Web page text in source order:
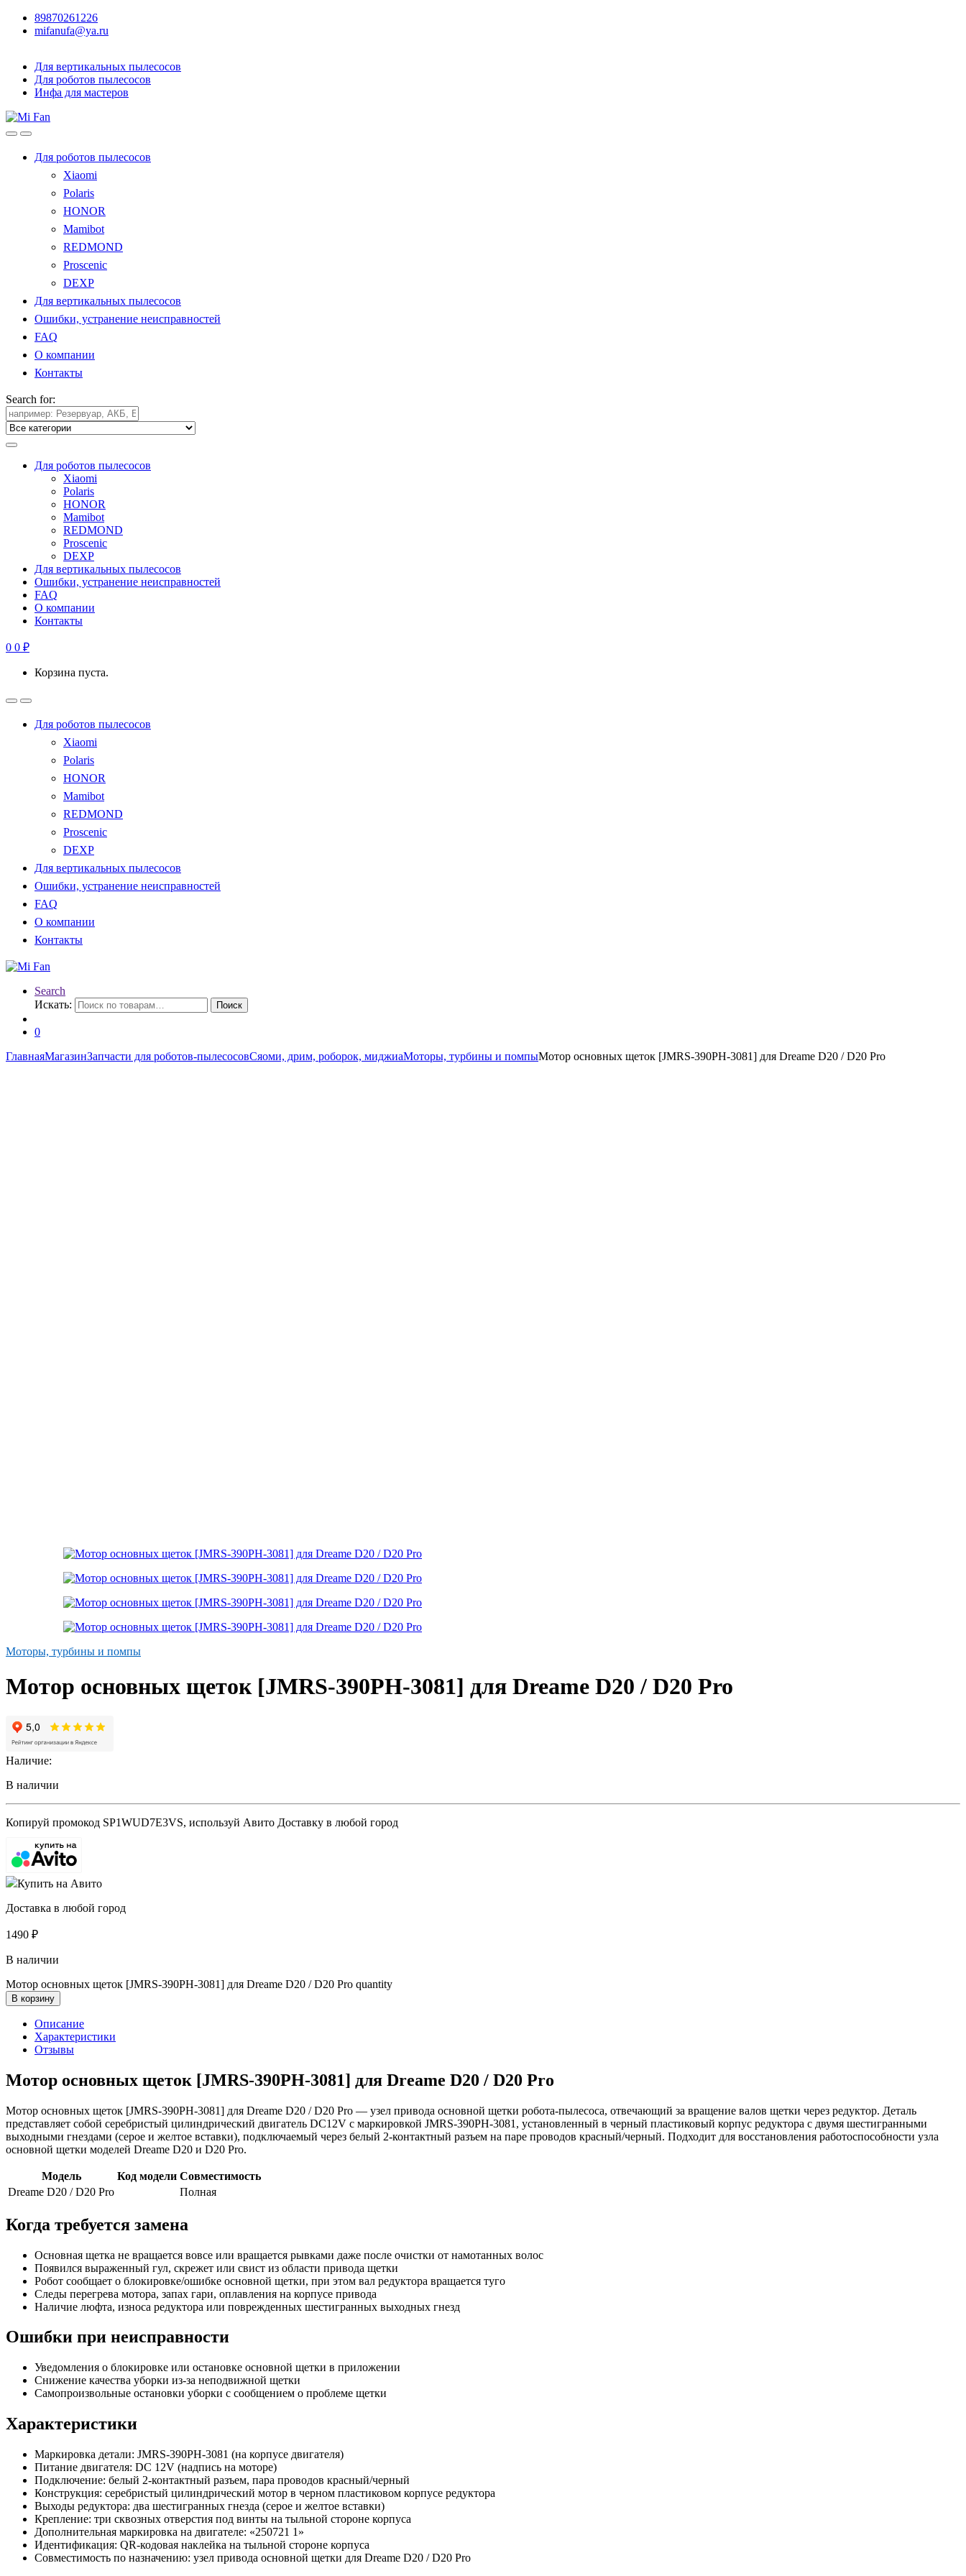
89870261226
mifanufa@ya.ru
Для вертикальных пылесосов
Для роботов пылесосов
Инфа для мастеров
Для роботов пылесосов
Xiaomi
Polaris
HONOR
Mamibot
REDMOND
Proscenic
DEXP
Для вертикальных пылесосов
Ошибки, устранение неисправностей
FAQ
О компании
Контакты
Search for:
Для роботов пылесосов
Xiaomi
Polaris
HONOR
Mamibot
REDMOND
Proscenic
DEXP
Для вертикальных пылесосов
Ошибки, устранение неисправностей
FAQ
О компании
Контакты
0 0 ₽
Корзина пуста.
Для роботов пылесосов
Xiaomi
Polaris
HONOR
Mamibot
REDMOND
Proscenic
DEXP
Для вертикальных пылесосов
Ошибки, устранение неисправностей
FAQ
О компании
Контакты
Search
Искать:
Поиск
0
ГлавнаяМагазинЗапчасти для роботов-пылесосовСяоми, дрим, роборок, миджиаМоторы, турбины и помпыМотор основных щеток [JMRS-390PH-3081] для Dreame D20 / D20 Pro
Моторы, турбины и помпы
Мотор основных щеток [JMRS-390PH-3081] для Dreame D20 / D20 Pro
Наличие:
В наличии
Копируй промокод SP1WUD7E3VS, используй Авито Доставку в любой город
Купить на Авито
Доставка в любой город
1490 ₽
В наличии
Мотор основных щеток [JMRS-390PH-3081] для Dreame D20 / D20 Pro quantity
В корзину
Описание
Характеристики
Отзывы
Мотор основных щеток [JMRS-390PH-3081] для Dreame D20 / D20 Pro
Мотор основных щеток [JMRS-390PH-3081] для Dreame D20 / D20 Pro — узел привода основной щетки робота‑пылесоса, отвечающий за вращение валов щетки через редуктор. Деталь
представляет собой серебристый цилиндрический двигатель DC12V с маркировкой JMRS-390PH-3081, установленный в черный пластиковый корпус редуктора с двумя шестигранными
выходными гнездами (серое и желтое вставки), подключаемый через белый 2‑контактный разъем на паре проводов красный/черный. Подходит для восстановления работоспособности узла
основной щетки моделей Dreame D20 и D20 Pro.
Модель Код модели Совместимость
Dreame D20 / D20 Pro
Полная
Когда требуется замена
Основная щетка не вращается вовсе или вращается рывками даже после очистки от намотанных волос
Появился выраженный гул, скрежет или свист из области привода щетки
Робот сообщает о блокировке/ошибке основной щетки, при этом вал редуктора вращается туго
Следы перегрева мотора, запах гари, оплавления на корпусе привода
Наличие люфта, износа редуктора или поврежденных шестигранных выходных гнезд
Ошибки при неисправности
Уведомления о блокировке или остановке основной щетки в приложении
Снижение качества уборки из‑за неподвижной щетки
Самопроизвольные остановки уборки с сообщением о проблеме щетки
Характеристики
Маркировка детали: JMRS-390PH-3081 (на корпусе двигателя)
Питание двигателя: DC 12V (надпись на моторе)
Подключение: белый 2‑контактный разъем, пара проводов красный/черный
Конструкция: серебристый цилиндрический мотор в черном пластиковом корпусе редуктора
Выходы редуктора: два шестигранных гнезда (серое и желтое вставки)
Крепление: три сквозных отверстия под винты на тыльной стороне корпуса
Дополнительная маркировка на двигателе: «250721 1»
Идентификация: QR‑кодовая наклейка на тыльной стороне корпуса
Совместимость по назначению: узел привода основной щетки для Dreame D20 / D20 Pro